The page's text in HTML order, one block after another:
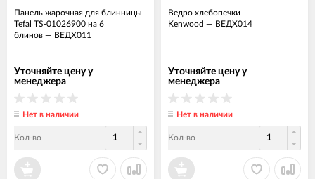
Панель жарочная для блинницы
Tefal TS-01026900 на 6
блинов — ВЕДХ011
Уточняйте цену у
менеджера
Нет в наличии
Кол-во
Ведро хлебопечки
Kenwood — ВЕДХ014
Уточняйте цену у
менеджера
Нет в наличии
Кол-во